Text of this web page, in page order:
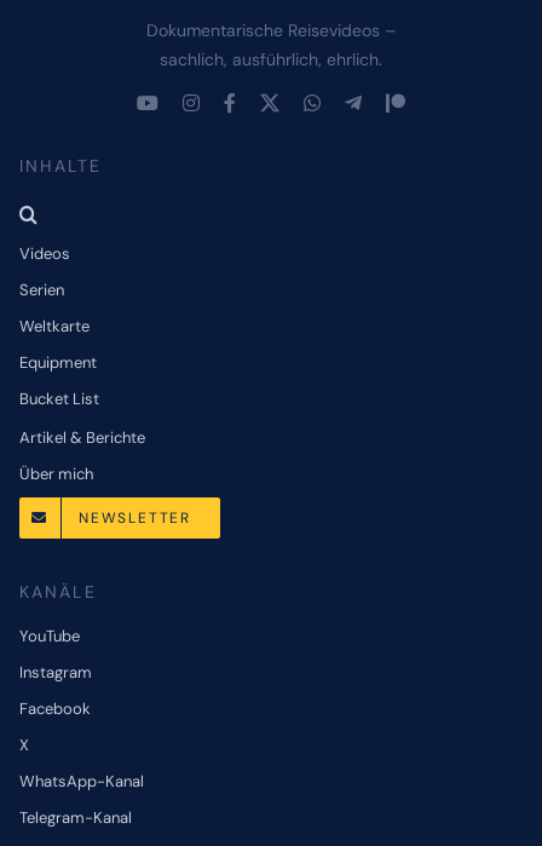
Dokumentarische Reisevideos –
sachlich, ausführlich, ehrlich.
INHALTE
Videos
Serien
Weltkarte
Equipment
Bucket List
Artikel & Berichte
Über mich
NEWSLETTER
KANÄLE
YouTube
Instagram
Facebook
X
WhatsApp-Kanal
Telegram-Kanal